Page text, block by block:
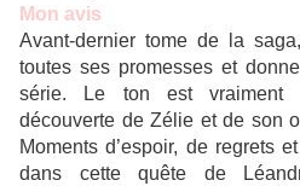
Mon avis
Avant-dernier tome de la
toutes ses promesses et
série. Le ton est vraiment
découverte de Zélie et de son
Moments d’espoir, de regrets
dans cette quête de